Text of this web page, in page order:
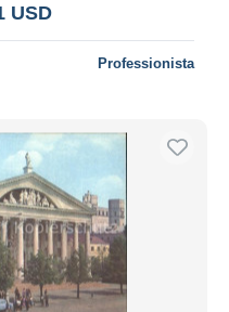
USD
Professionista